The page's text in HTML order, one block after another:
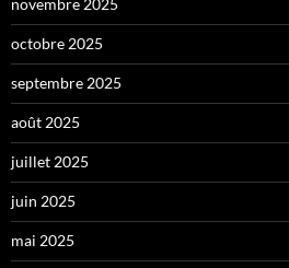
novembre 2025
octobre 2025
septembre 2025
août 2025
juillet 2025
juin 2025
mai 2025